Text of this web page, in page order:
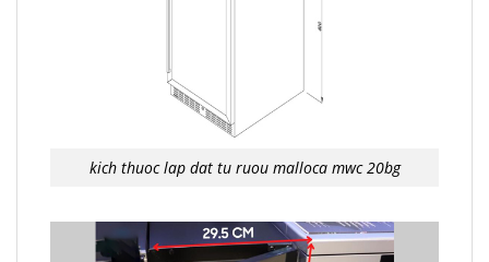
kich thuoc lap dat tu ruou malloca mwc 20bg